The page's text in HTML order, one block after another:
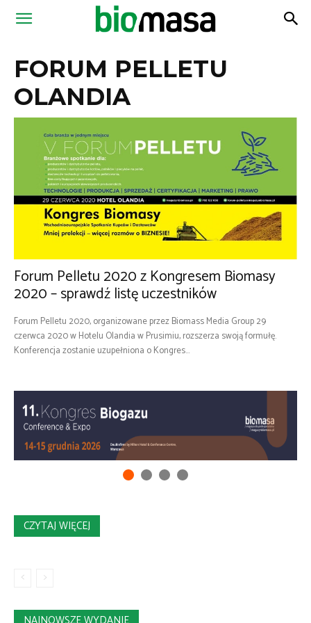
Magazyn
FORUM PELLETU
OLANDIA
Forum Pelletu 2020 z Kongresem Biomasy
2020 – sprawdź listę uczestników
Forum Pelletu 2020, organizowane przez Biomass Media Group 29
czerwca 2020 w Hotelu Olandia w Prusimiu, rozszerza swoją formułę.
Konferencja zostanie uzupełniona o Kongres...
CZYTAJ WIĘCEJ